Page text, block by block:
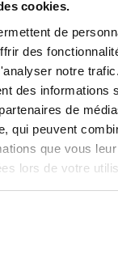
cookies.
de
des
notre
des informations
de
qui peuvent
que vous
lors de votre
par rapport à
«En
souvent, mais
de l’alimentation
d’Aqua4D
du premier
optimale.
t-il, reste
à de